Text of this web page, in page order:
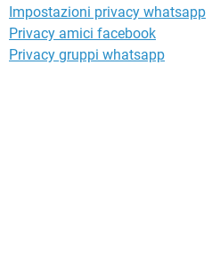
Impostazioni privacy whatsapp
Privacy amici facebook
Privacy gruppi whatsapp